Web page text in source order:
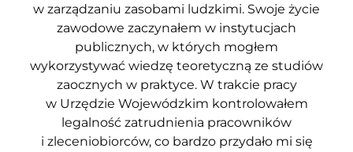
w zarządzaniu zasobami ludzkimi. Swoje życie
zawodowe zaczynałem w instytucjach
publicznych, w których mogłem
wykorzystywać wiedzę teoretyczną ze studiów
zaocznych w praktyce. W trakcie pracy
w Urzędzie Wojewódzkim kontrolowałem
legalność zatrudnienia pracowników
i zleceniobiorców, co bardzo przydało mi się